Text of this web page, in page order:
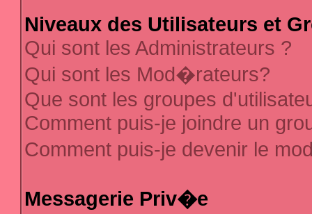
Niveaux des Utilisateurs et
Qui sont les Administrateurs ?
Qui sont les Mod�rateurs?
Que sont les groupes
Comment puis-je joindre un
Comment puis-je devenir le
Messagerie Priv�e